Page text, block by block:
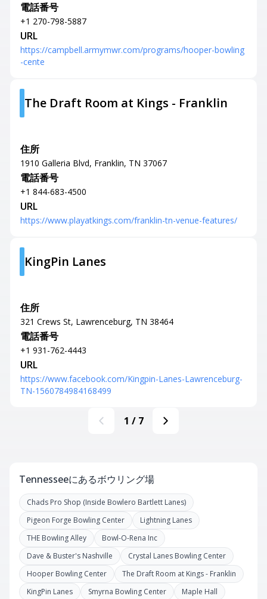
電話番号
+1 270-798-5887
URL
https://campbell.armymwr.com/programs/hooper-bowling
-cente
The Draft Room at Kings - Franklin
住所
1910 Galleria Blvd, Franklin, TN 37067
電話番号
+1 844-683-4500
URL
https://www.playatkings.com/franklin-tn-venue-features/
KingPin Lanes
住所
321 Crews St, Lawrenceburg, TN 38464
電話番号
+1 931-762-4443
URL
https://www.facebook.com/Kingpin-Lanes-Lawrenceburg-
TN-1560784984168499
1 / 7
Tennesseeにあるボウリング場
Chads Pro Shop (Inside Bowlero Bartlett Lanes)
Pigeon Forge Bowling Center
Lightning Lanes
THE Bowling Alley
Bowl-O-Rena Inc
Dave & Buster's Nashville
Crystal Lanes Bowling Center
Hooper Bowling Center
The Draft Room at Kings - Franklin
KingPin Lanes
Smyrna Bowling Center
Maple Hall